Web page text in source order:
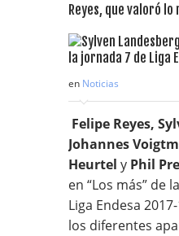
Reyes, que valoró lo
en Noticias
Felipe Reyes,
Johannes
Heurtel y Phil
en “Los más” de
Liga Endesa
los diferentes